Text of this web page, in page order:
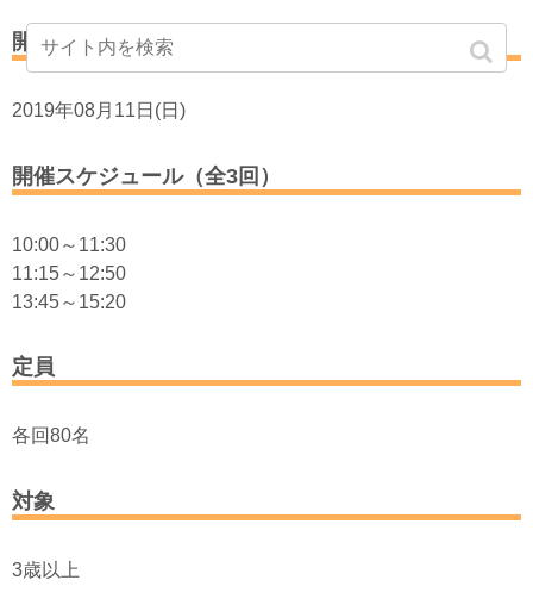
開催日
2019年08月11日(日)
開催スケジュール（全3回）
10:00～11:30
11:15～12:50
13:45～15:20
定員
各回80名
対象
3歳以上